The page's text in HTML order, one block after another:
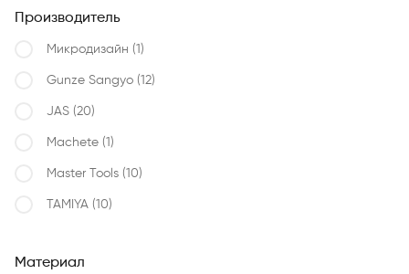
Производитель
Микродизайн (1)
Gunze Sangyo (12)
JAS (20)
Machete (1)
Master Tools (10)
TAMIYA (10)
Материал